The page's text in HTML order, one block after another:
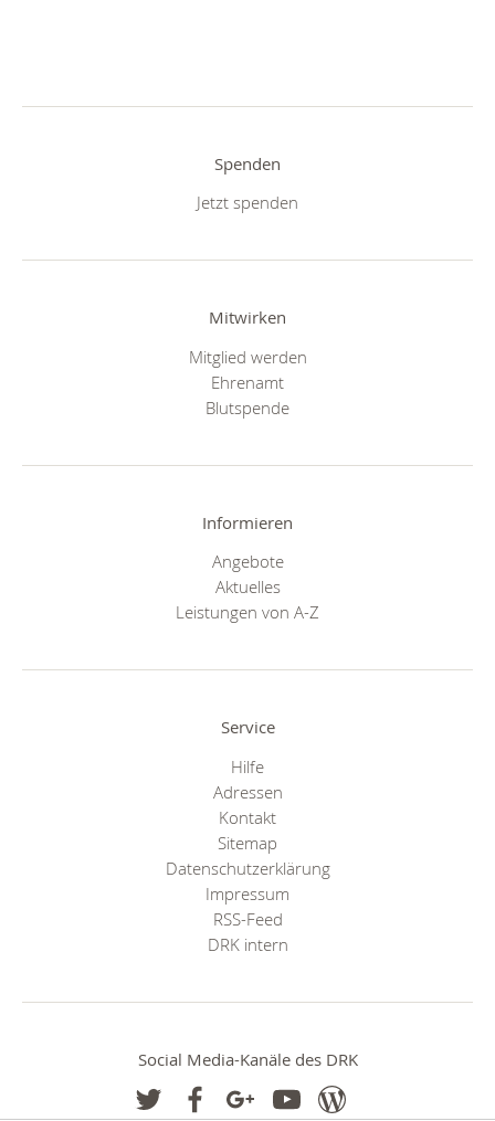
Spenden
Jetzt spenden
Mitwirken
Mitglied werden
Ehrenamt
Blutspende
Informieren
Angebote
Aktuelles
Leistungen von A-Z
Service
Hilfe
Adressen
Kontakt
Sitemap
Datenschutzerklärung
Impressum
RSS-Feed
DRK intern
Social Media-Kanäle des DRK